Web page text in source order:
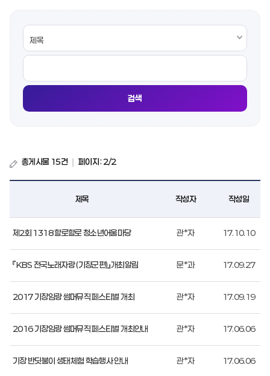
전체검색
총게시물 15건 페이지 : 2/2
게시판
리스트
번호,
작성자,
작성일,
구성
제목 작성자 작성일
제2회 1318 할로할로 청소년어울마당 관*자 17.10.10
『KBS 전국노래자랑 (기장군편)』개최알림 문*과 17.09.27
2017 기장임랑 썸머뮤직 페스티벌 개최 관*자 17.09.19
2016 기장임랑 썸머뮤직 페스티벌 개최안내 관*자 17.06.06
기장 반딧불이 생태체험 학습행사 안내 관*자 17.06.06